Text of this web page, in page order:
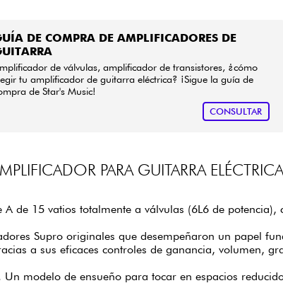
DE COMPRA DE AMPLIFICADORES DE
de válvulas, amplificador de transistores, ¿cómo
tu amplificador de guitarra eléctrica? ¡Sigue la guía de
de Star's Music!
CONSULTAR
PARA GUITARRA ELÉCTRICA
de 15 vatios totalmente a válvulas (6L6 de
Supro originales que desempeñaron un papel
a sus eficaces controles de ganancia, volumen,
modelo de ensueño para tocar en espacios